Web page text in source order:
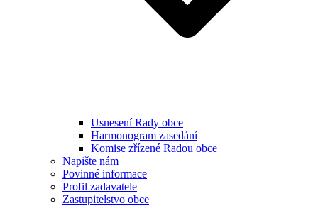
Usnesení Rady obce
Harmonogram zasedání
Komise zřízené Radou obce
Napište nám
Povinné informace
Profil zadavatele
Zastupitelstvo obce